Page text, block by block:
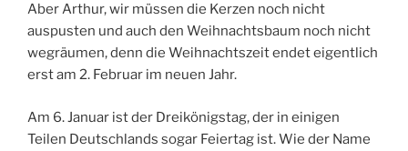
Aber Arthur, wir müssen die Kerzen noch nicht
auspusten und auch den Weihnachtsbaum noch nicht
wegräumen, denn die Weihnachtszeit endet eigentlich
erst am 2. Februar im neuen Jahr.
Am 6. Januar ist der Dreikönigstag, der in einigen
Teilen Deutschlands sogar Feiertag ist. Wie der Name